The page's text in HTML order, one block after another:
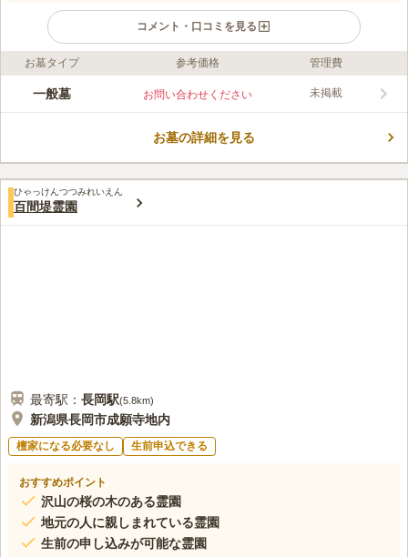
コメント・口コミを見る
ライフドット編集部のコメント
新潟県長岡市にある共同墓地です。JR信越本線「北長岡駅」か
300m西へ進んだところにあり、道路沿いの市街地の中にある墓
口コミ評価
この霊園はまだ誰からも評価されていません。
お墓タイプ 参考価格 管理費
一般墓 お問い合わせください 未掲載
お墓の詳細を見る
ひゃっけんつつみれいえん
百間堤霊園
最寄駅： 長岡駅(5.8km)
新潟県長岡市成願寺地内
檀家になる必要なし 生前申込できる
おすすめポイント
沢山の桜の木のある霊園
地元の人に親しまれている霊園
生前の申し込みが可能な霊園